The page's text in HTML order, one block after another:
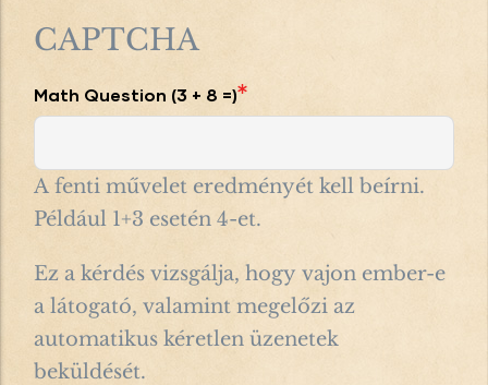
CAPTCHA
Math Question (3 + 8 =)
A fenti művelet eredményét kell beírni.
Például 1+3 esetén 4-et.
Ez a kérdés vizsgálja, hogy vajon ember-e
a látogató, valamint megelőzi az
automatikus kéretlen üzenetek
beküldését.